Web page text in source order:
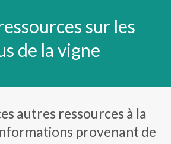
sur les
de la vigne
autres ressources à la
provenant de